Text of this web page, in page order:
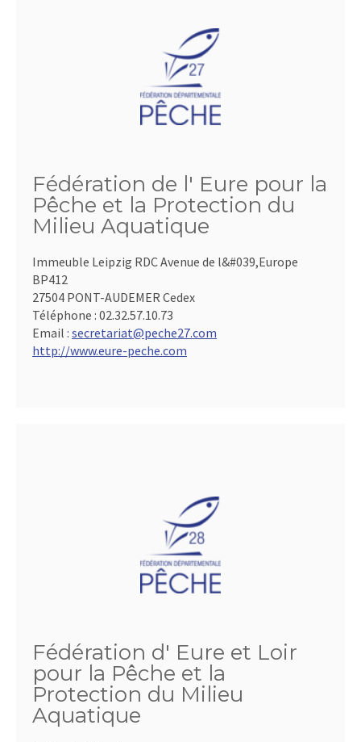
Fédération de l' Eure pour la
Pêche et la Protection du
Milieu Aquatique
Immeuble Leipzig RDC Avenue de l&#039,Europe
BP412
27504 PONT-AUDEMER Cedex
Téléphone : 02.32.57.10.73
Email : secretariat@peche27.com
http://www.eure-peche.com
Fédération d' Eure et Loir
pour la Pêche et la
Protection du Milieu
Aquatique